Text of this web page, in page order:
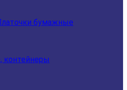
бумажные
контейнеры